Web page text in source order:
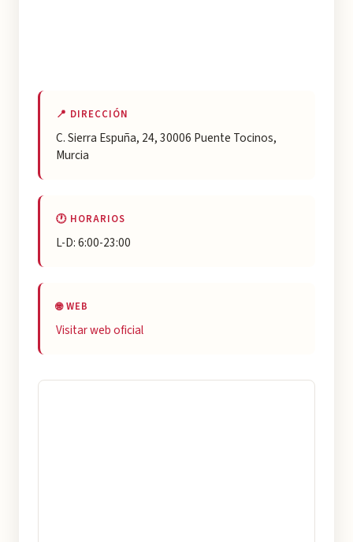
📍 DIRECCIÓN
C. Sierra Espuña, 24, 30006 Puente Tocinos,
Murcia
🕐 HORARIOS
L-D: 6:00-23:00
🌐 WEB
Visitar web oficial